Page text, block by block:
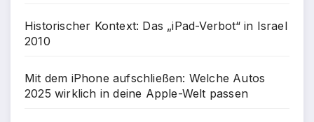
Historischer Kontext: Das „iPad-Verbot“ in Israel
2010
Mit dem iPhone aufschließen: Welche Autos
2025 wirklich in deine Apple-Welt passen